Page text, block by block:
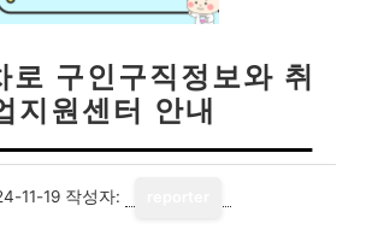
로 구인구직정보와 취
지원센터 안내
11-19 작성자: